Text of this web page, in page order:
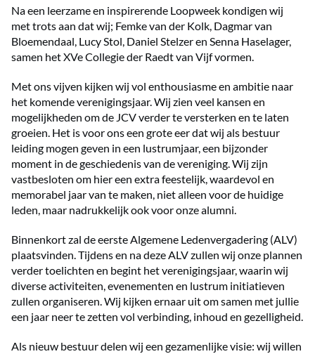
Na een leerzame en inspirerende Loopweek kondigen wij
met trots aan dat wij; Femke van der Kolk, Dagmar van
Bloemendaal, Lucy Stol, Daniel Stelzer en Senna Haselager,
samen het XVe Collegie der Raedt van Vijf vormen.
Met ons vijven kijken wij vol enthousiasme en ambitie naar
het komende verenigingsjaar. Wij zien veel kansen en
mogelijkheden om de JCV verder te versterken en te laten
groeien. Het is voor ons een grote eer dat wij als bestuur
leiding mogen geven in een lustrumjaar, een bijzonder
moment in de geschiedenis van de vereniging. Wij zijn
vastbesloten om hier een extra feestelijk, waardevol en
memorabel jaar van te maken, niet alleen voor de huidige
leden, maar nadrukkelijk ook voor onze alumni.
Binnenkort zal de eerste Algemene Ledenvergadering (ALV)
plaatsvinden. Tijdens en na deze ALV zullen wij onze plannen
verder toelichten en begint het verenigingsjaar, waarin wij
diverse activiteiten, evenementen en lustrum initiatieven
zullen organiseren. Wij kijken ernaar uit om samen met jullie
een jaar neer te zetten vol verbinding, inhoud en gezelligheid.
Als nieuw bestuur delen wij een gezamenlijke visie: wij willen